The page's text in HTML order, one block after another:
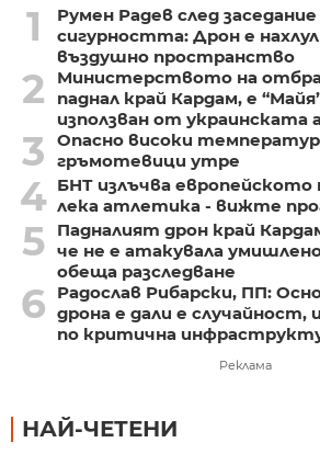
1
Румен Радев след
сигурността: Дрон е
въздушно пространство
2
Министерството на
паднал край Кардам, е
използван от украинската
3
Опасно високи
гръмотевици утре
4 БНТ излъчва
лека атлетика - вижте
5
Падналият дрон край
че не е атакувала
обеща разследване
6
Радослав Рибарски, ПП:
дрона е дали е случайност,
по критична
Реклама
НАЙ-ЧЕТЕНИ